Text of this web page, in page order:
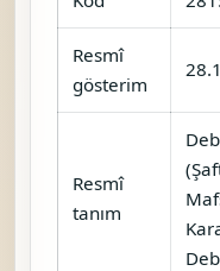
Resmî
gösterim
Resmî
tanım